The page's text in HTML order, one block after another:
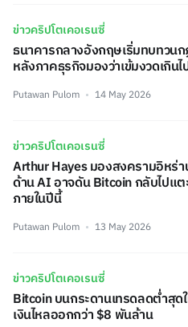
ข่าวคริปโตเคอเรนซี่
ธนาคารกลางอังกฤษเริ่มทบทวน
หลังภาคธุรกิจมองว่าเข้มงวดเกินไ
Putawan Pulom 14 May 2026
ข่าวคริปโตเคอเรนซี่
Arthur Hayes มองสงครามอิหร่
ด้าน AI อาจดัน Bitcoin กลับไปแ
ภายในปีนี้
Putawan Pulom 13 May 2026
ข่าวคริปโตเคอเรนซี่
Bitcoin บนกระดานเทรดลดต่ำสุด
เงินไหลออกกว่า $8 พันล้าน